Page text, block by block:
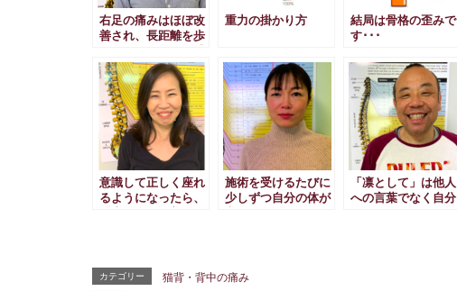
右足の痛みはほぼ改
善され、長距離を歩
じなくなりました！
重力の掛かり方
結局は骨格の歪みで
す･･･
意識して正しく座れ
るようになったら、
施術を受けるたびに
少しずつ自分の体が
「凛として」は他人
への言葉でなく自分
カテゴリー 猫背・背中の痛み